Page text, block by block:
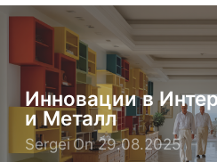
Инновации в
и Металл
SergeiOn 29.08.2025